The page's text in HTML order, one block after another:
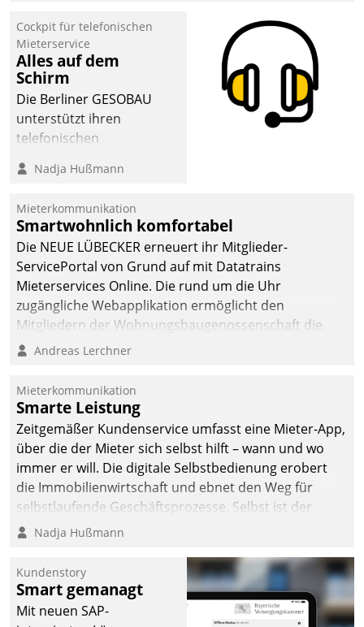
Cockpit für telefonischen
Mieterservice
Alles auf dem
Schirm
Die Berliner GESOBAU
unterstützt ihren
telefonischen
digitalen Cockpit, das
passende Fragen und
Schlagworte auswirft.
Eine intuitive
Dialogführung ermöglicht
dem externen
Serviceteam, Anrufe von
Mietenden zügiger und
effizienter zu bearbeiten.
Nadja Hußmann
Mieterkommunikation
Smartwohnlich komfortabel
Die NEUE LÜBECKER erneuert ihr Mitglieder-
ServicePortal von Grund auf mit Datatrains
Mieterservices Online. Die rund um die Uhr
zugängliche Webapplikation ermöglicht den
Mitgliedern der Wohnungs­bau­genossenschaft die
Kontaktaufnahme per Smartphone, Tablet oder PC.
Andreas Lerchner
Mieterkommunikation
Smarte Leistung
Zeitgemäßer Kundenservice umfasst eine Mieter-App,
über die der Mieter sich selbst hilft – wann und wo
immer er will. Die digitale Selbstbedienung erobert
die Immobilienwirtschaft und ebnet den Weg für
selbstlaufende Geschäftsprozesse. Selbst ist der
Kunde und smart der Serviceanbieter.
Nadja Hußmann
Kundenstory
Smart gemanagt
Mit neuen SAP-